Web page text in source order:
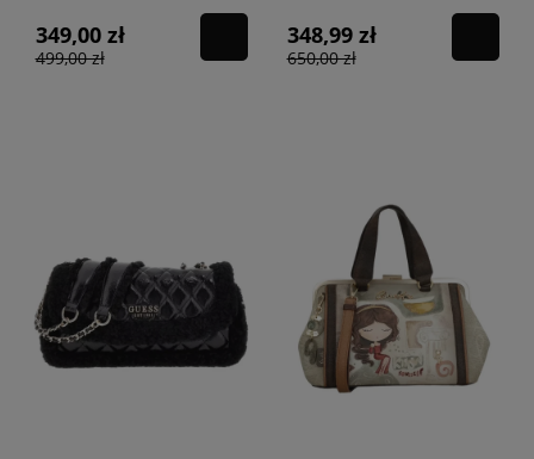
349,00 zł
499,00 zł
348,99 zł
650,00 zł